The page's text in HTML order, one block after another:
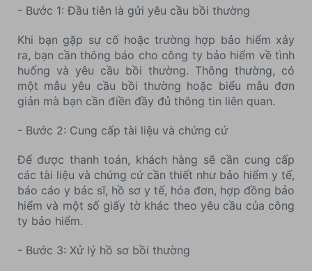
- Bước 1: Đầu tiên là gửi yêu cầu bồi thường
Khi bạn gặp sự cố hoặc trường hợp bảo hiểm xảy
ra, bạn cần thông báo cho công ty bảo hiểm về tình
huống và yêu cầu bồi thường. Thông thường, có
một mẫu yêu cầu bồi thường hoặc biểu mẫu đơn
giản mà bạn cần điền đầy đủ thông tin liên quan.
- Bước 2: Cung cấp tài liệu và chứng cứ
Để được thanh toán, khách hàng sẽ cần cung cấp
các tài liệu và chứng cứ cần thiết như bảo hiểm y tế,
báo cáo y bác sĩ, hồ sơ y tế, hóa đơn, hợp đồng bảo
hiểm và một số giấy tờ khác theo yêu cầu của công
ty bảo hiểm.
- Bước 3: Xử lý hồ sơ bồi thường